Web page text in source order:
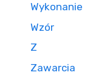
Wykonanie
Wzór
Z
Zawarcia